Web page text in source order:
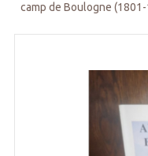
camp de Boulogne